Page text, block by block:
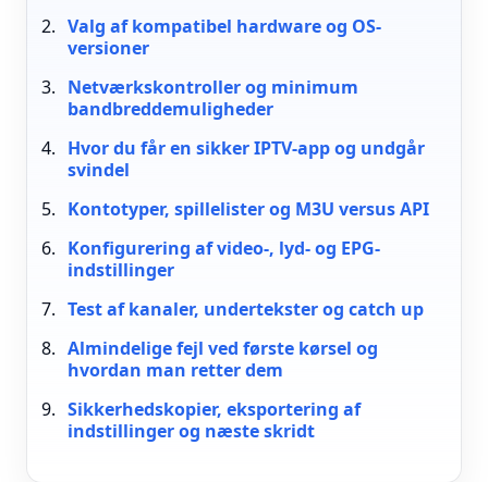
Valg af kompatibel hardware og OS-
versioner
Netværkskontroller og minimum
bandbreddemuligheder
Hvor du får en sikker IPTV-app og undgår
svindel
Kontotyper, spillelister og M3U versus API
Konfigurering af video-, lyd- og EPG-
indstillinger
Test af kanaler, undertekster og catch up
Almindelige fejl ved første kørsel og
hvordan man retter dem
Sikkerhedskopier, eksportering af
indstillinger og næste skridt